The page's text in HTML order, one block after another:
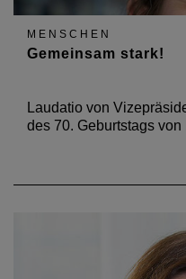
MENSCHEN
Gemeinsam stark!
Laudatio von
des 70. Geburtstags